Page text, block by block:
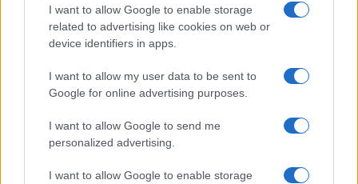
I want to allow Google to enable storage
related to advertising like cookies on web or
device identifiers in apps.
I want to allow my user data to be sent to
Google for online advertising purposes.
I want to allow Google to send me
personalized advertising.
I want to allow Google to enable storage
Opozorilo:Po 297. členu Kazenskega zakonika je
posameznik kazensko odgovoren za javno spodbujanje
sovraštva, nasilja ali nestrpnosti. Komentarji z žaljivimi,
rasističnimi, diskriminatornimi ali nezakonitimi vsebinami bodo
odstranjeni.
Pravila komentiranja →
Failed to fetch